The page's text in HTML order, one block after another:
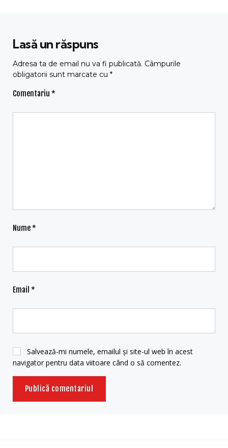
Lasă un răspuns
Adresa ta de email nu va fi publicată. Câmpurile
obligatorii sunt marcate cu *
Comentariu *
Nume*
Email *
Salvează-mi numele, emailul și site-ul web în acest
navigator pentru data viitoare când o să comentez.